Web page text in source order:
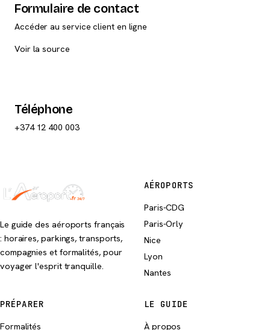
Formulaire de contact
Accéder au service client en ligne
Voir la source
Téléphone
+374 12 400 003
Le guide des aéroports français
: horaires, parkings, transports,
compagnies et formalités, pour
voyager l'esprit tranquille.
AÉROPORTS
Paris-CDG
Paris-Orly
Nice
Lyon
Nantes
PRÉPARER
Formalités
LE GUIDE
À propos